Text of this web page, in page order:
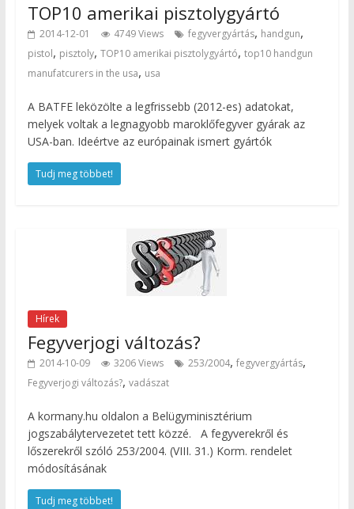
TOP10 amerikai pisztolygyártó
2014-12-01 4749 Views fegyvergyártás, handgun,
pistol, pisztoly, TOP10 amerikai pisztolygyártó, top10 handgun
manufatcurers in the usa, usa
A BATFE leközölte a legfrissebb (2012-es) adatokat,
melyek voltak a legnagyobb maroklőfegyver gyárak az
USA-ban. Ideértve az európainak ismert gyártók
Tudj meg többet!
Hírek
Fegyverjogi változás?
2014-10-09 3206 Views 253/2004, fegyvergyártás,
Fegyverjogi változás?, vadászat
A kormany.hu oldalon a Belügyminisztérium
jogszabálytervezetet tett közzé. A fegyverekről és
lőszerekről szóló 253/2004. (VIII. 31.) Korm. rendelet
módosításának
Tudj meg többet!